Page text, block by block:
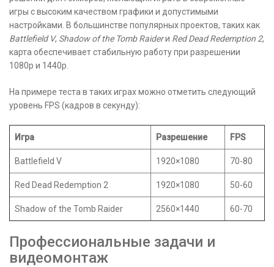
игры с высоким качеством графики и допустимыми
настройками. В большинстве популярных проектов, таких как
Battlefield V, Shadow of the Tomb Raiderи Red Dead Redemption 2,
карта обеспечивает стабильную работу при разрешении
1080p и 1440p.
На примере теста в таких играх можно отметить следующий
уровень FPS (кадров в секунду):
Игра Разрешение FPS
Battlefield V 1920×1080 70-80
Red Dead Redemption 2 1920×1080 50-60
Shadow of the Tomb Raider 2560×1440 60-70
Профессиональные задачи и
видеомонтаж